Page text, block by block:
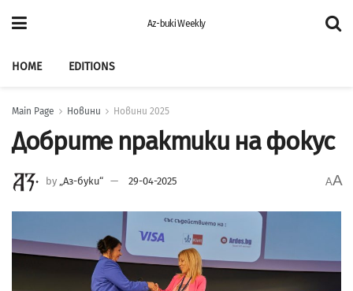
Az-buki Weekly
HOME EDITIONS
Main Page Новини Новини 2025
Добрите практики на фокус
by „Аз-буки“ 29-04-2025 AA